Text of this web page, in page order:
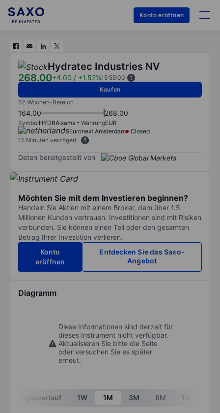
Konto eröffnen
Hydratec Industries NV
268.00+4.00 / +1.52%15:55:00
Kaufen
52-Wochen-Bereich
164.00 268.00
SymbolHYDRA:xams WährungEUR
Euronext Amsterdam
Closed
15 Minuten verzögert
Daten bereitgestellt von
Möchten Sie mit dem Investieren beginnen?
Handeln Sie Aktien mit einem Broker, dem über 1.5
Millionen Kunden vertrauen. Investitionen sind mit Risiken
verbunden. Sie können einen Teil oder den gesamten
Betrag Ihrer Investition verlieren.
Konto
eröffnen
Entdecken Sie das Saxo-
Angebot
Diagramm
Diese Informationen sind derzeit für
dieses Instrument nicht verfügbar.
Aktualisieren Sie bitte die Seite
oder versuchen Sie es später
erneut.
Tagesverlauf 1W 1M 3M 6M 1J